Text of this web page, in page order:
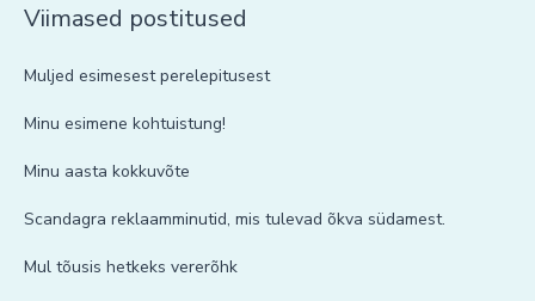
Viimased postitused
Muljed esimesest perelepitusest
Minu esimene kohtuistung!
Minu aasta kokkuvõte
Scandagra reklaamminutid, mis tulevad õkva südamest.
Mul tõusis hetkeks vererõhk